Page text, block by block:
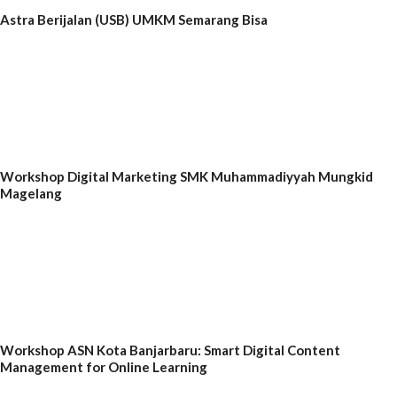
Astra Berijalan (USB) UMKM Semarang Bisa
Workshop Digital Marketing SMK Muhammadiyyah Mungkid
Magelang
Workshop ASN Kota Banjarbaru: Smart Digital Content
Management for Online Learning